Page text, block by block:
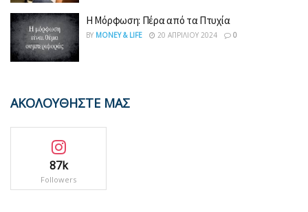
Η Μόρφωση: Πέρα από τα Πτυχία
BY MONEY & LIFE 20 ΑΠΡΙΛΊΟΥ 2024 0
ΑΚΟΛΟΥΘΗΣΤΕ ΜΑΣ
87k
Followers